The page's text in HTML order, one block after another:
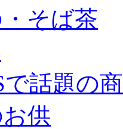
そば茶
で話題の
供